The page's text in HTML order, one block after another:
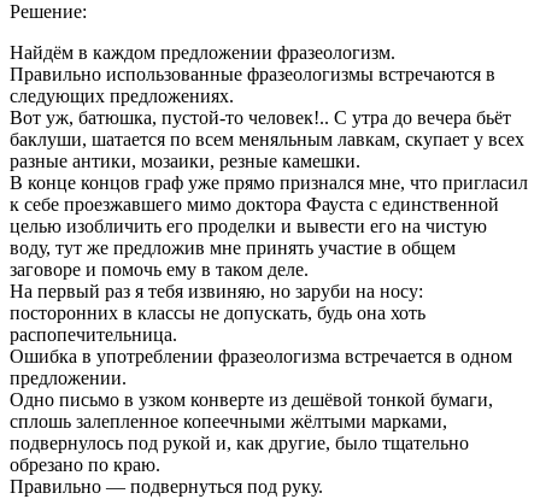
Решение:
Найдём в каждом предложении фразеологизм.
Правильно использованные фразеологизмы встречаются в
следующих предложениях.
Вот уж, батюшка, пустой-то человек!.. С утра до вечера бьёт
баклуши, шатается по всем меняльным лавкам, скупает у всех
разные антики, мозаики, резные камешки.
В конце концов граф уже прямо признался мне, что пригласил
к себе проезжавшего мимо доктора Фауста с единственной
целью изобличить его проделки и вывести его на чистую
воду, тут же предложив мне принять участие в общем
заговоре и помочь ему в таком деле.
На первый раз я тебя извиняю, но заруби на носу:
посторонних в классы не допускать, будь она хоть
распопечительница.
Ошибка в употреблении фразеологизма встречается в одном
предложении.
Одно письмо в узком конверте из дешёвой тонкой бумаги,
сплошь залепленное копеечными жёлтыми марками,
подвернулось под рукой и, как другие, было тщательно
обрезано по краю.
Правильно — подвернуться под руку.